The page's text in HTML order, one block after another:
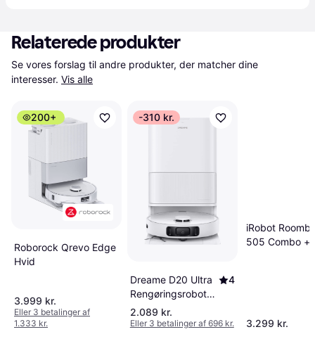
Relaterede produkter
Se vores forslag til andre produkter, der matcher dine
interesser. Vis alle
200+
Roborock Qrevo Edge
Hvid
3.999 kr.
Eller 3 betalinger af
1.333 kr.
-310 kr.
Dreame D20 Ultra
Rengøringsrobot
R9507A
4
2.089 kr.
Eller 3 betalinger af 696 kr.
iRobot
505 Combo +
3.299 kr.